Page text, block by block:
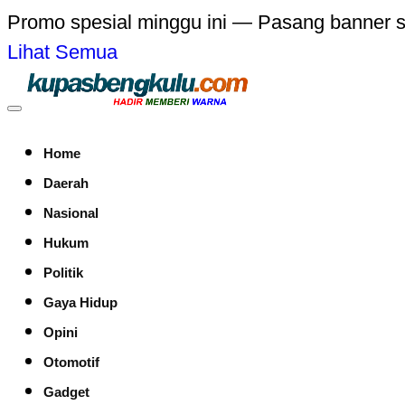
Promo spesial minggu ini — Pasang banner
Lihat Semua
Home
Daerah
Nasional
Hukum
Politik
Gaya Hidup
Opini
Otomotif
Gadget